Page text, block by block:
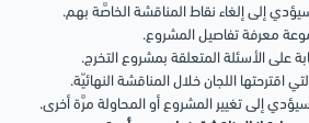
إلى إلغاء نقاط المناقشة الخاصَّة بهم.
معرفة تفاصيل المشروع.
على الأسئلة المتعلقة بمشروع التخرج.
اقترحتها اللجان خلال المناقشة النهائيّة.
إلى تغيير المشروع أو المحاولة مرَّة أخرى.